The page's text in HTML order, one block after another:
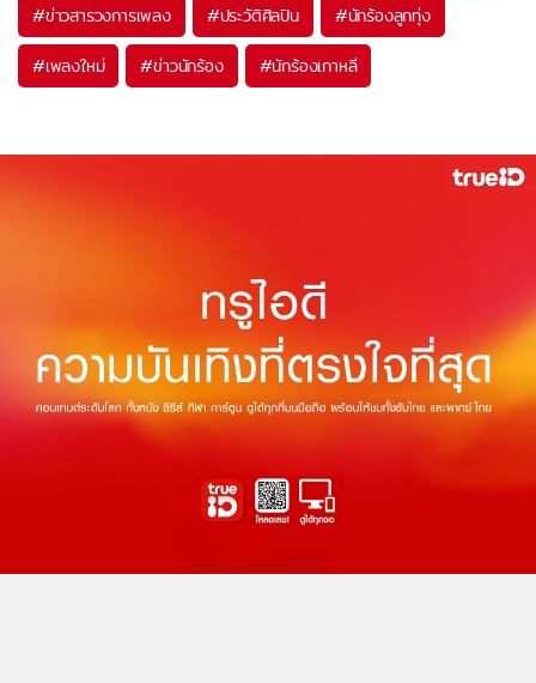
#ข่าวสารวงการเพลง #ประวัติศิลปิน #นักร้องลูกทุ่ง
#เพลงใหม่ #ข่าวนักร้อง #นักร้องเกาหลี